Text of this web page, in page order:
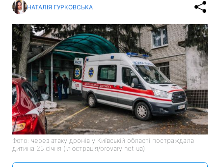
НАТАЛІЯ ГУРКОВСЬКА
Фото: через атаку дронів у Київській області постраждала
дитина 25 січня (ілюстрація/brovary net ua)